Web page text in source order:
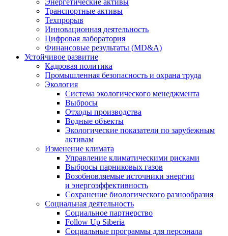
Энергетические активы
Транспортные активы
Техпрорыв
Инновационная деятельность
Цифровая лаборатория
Финансовые результаты (MD&A)
Устойчивое развитие
Кадровая политика
Промышленная безопасность и охрана труда
Экология
Система экологического менеджмента
Выбросы
Отходы производства
Водные объекты
Экологические показатели по зарубежным
активам
Изменение климата
Управление климатическими рисками
Выбросы парниковых газов
Возобновляемые источники энергии
и энергоэффективность
Сохранение биологического разнообразия
Социальная деятельность
Социальное партнерство
Follow Up Siberia
Социальные программы для персонала